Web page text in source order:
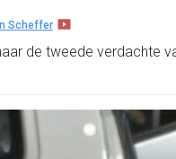
Scheffer
de tweede verdachte